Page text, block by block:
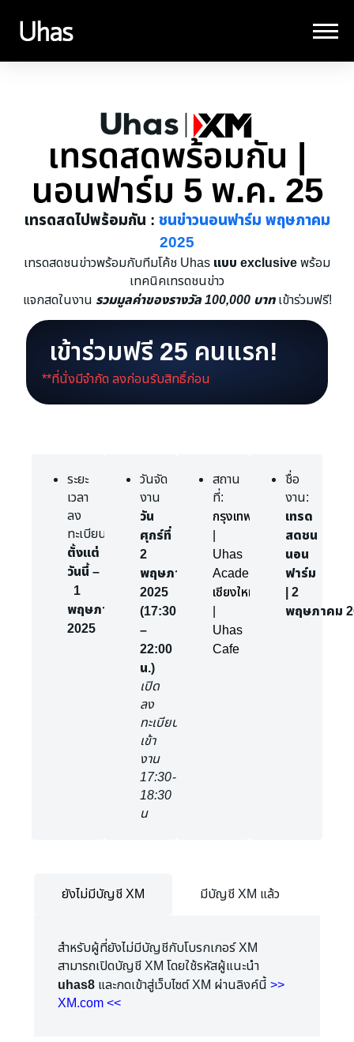
เทรดสดพร้อมกัน |
นอนฟาร์ม 5 พ.ค. 25
เทรดสดไปพร้อมกัน : ชนข่าวนอนฟาร์ม พฤษภาคม
2025
เทรดสดชนข่าวพร้อมกับทีมโค้ช Uhas แบบ exclusiveพร้อม
เทคนิคเทรดชนข่าว
แจกสดในงาน รวมมูลค่าของรางวัล 100,000 บาทเข้าร่วมฟรี!
เข้าร่วมฟรี 25 คนแรก!
**ที่นั่งมีจำกัด ลงก่อนรับสิทธิ์ก่อน
ระยะ
เวลา
ลง
ทะเบียน:
ตั้งแต่
วันนี้ –
1
พฤษภาคม
2025
วันจัด
งาน
วัน
ศุกร์ที่
2
พฤษภาคม
2025
(17:30
–
22:00
น.)
เปิด
ลง
ทะเบียน
เข้า
งาน
17:30-
18:30
น
สถาน
ที่:
กรุงเทพฯ
|
Uhas
Academy
เชียงใหม่
|
Uhas
Cafe
ชื่อ
งาน:
เทรด
สดชน
นอน
ฟาร์ม
| 2
พฤษภาคม
ยังไม่มีบัญชี XM มีบัญชี XM แล้ว
สำหรับผู้ที่ยังไม่มีบัญชีกับโบรกเกอร์ XM
สามารถเปิดบัญชี XM โดยใช้รหัสผู้แนะนำ
uhas8 และกดเข้าสู่เว็บไซต์ XM ผ่านลิงค์นี้ >>
XM.com<<